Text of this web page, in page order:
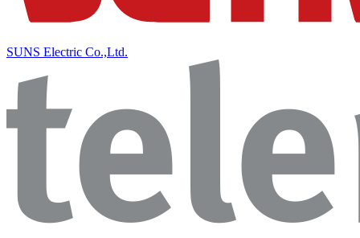
SUNS Electric Co.,Ltd.